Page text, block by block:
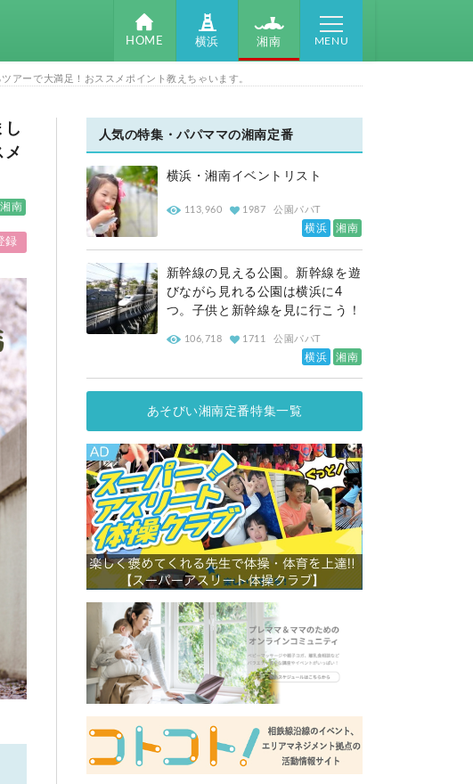
HOME 横浜 湘南 MENU
アーで大満足！おススメポイント教えちゃいます。
し
メ
湘南
録
人気の特集・パパママの湘南定番
横浜・湘南イベントリスト
113,960 1987 公園パパT
横浜 湘南
新幹線の見える公園。新幹線を遊
びながら見れる公園は横浜に4
つ。子供と新幹線を見に行こう！
106,718 1711 公園パパT
横浜 湘南
あそびい湘南定番特集一覧